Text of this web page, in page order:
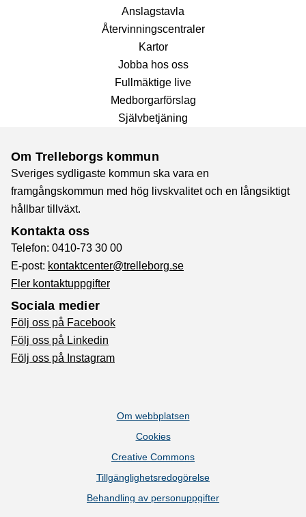
Anslags­tavla
Återvinnings­centraler
Kartor
Jobba hos oss
Fullmäktige live
Medborgarförslag
Självbetjäning
Om Trelleborgs kommun
Sveriges sydligaste kommun ska vara en
framgångskommun med hög livskvalitet och en långsiktigt
hållbar tillväxt.
Kontakta oss
Telefon: 0410-73 30 00
E-post: kontaktcenter@trelleborg.se
Fler kontaktuppgifter
Sociala medier
Följ oss på Facebook
Följ oss på Linkedin
Följ oss på Instagram
Om webbplatsen
Cookies
Creative Commons
Tillgänglighetsredogörelse
Behandling av personuppgifter